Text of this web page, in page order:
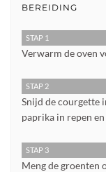
BEREIDING
STAP 1
Verwarm de oven
STAP 2
Snijd de courgette
paprika in repen
STAP 3
Meng de groenten